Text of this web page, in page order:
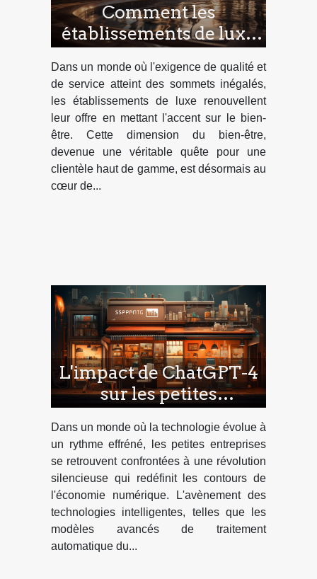
Comment les
établissements de luxe
intègrent le bien-être
dans l'expérience client
pour stimuler le
tourisme haut de
gamme
Dans un monde où l'exigence de qualité et
de service atteint des sommets inégalés,
les établissements de luxe renouvellent
leur offre en mettant l'accent sur le bien-
être. Cette dimension du bien-être,
devenue une véritable quête pour une
clientèle haut de gamme, est désormais au
cœur de...
L'impact de ChatGPT-4
sur les petites
entreprises et la
transformation digitale
Dans un monde où la technologie évolue à
un rythme effréné, les petites entreprises
se retrouvent confrontées à une révolution
silencieuse qui redéfinit les contours de
l'économie numérique. L'avènement des
technologies intelligentes, telles que les
modèles avancés de traitement
automatique du...